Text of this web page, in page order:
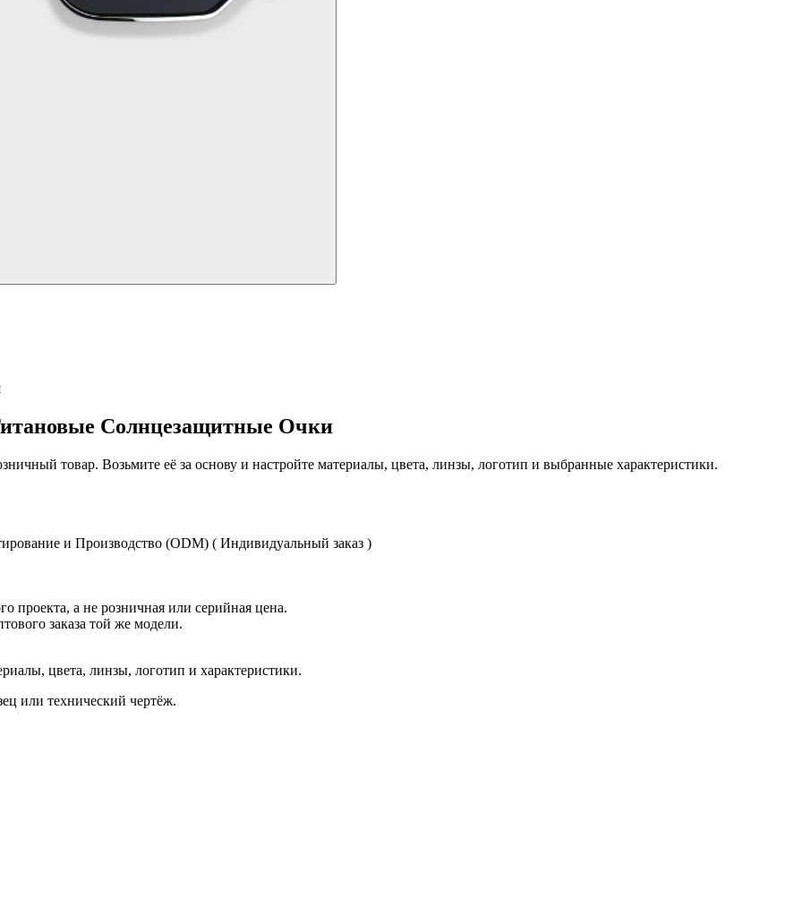
Солнцезащитные Очки
товар. Возьмите её за основу и настройте материалы, цвета, линзы, логотип и выбранные характеристики.
и Производство (ODM) ( Индивидуальный заказ )
проекта, а не розничная или серийная цена.
заказа той же модели.
цвета, линзы, логотип и характеристики.
или технический чертёж.